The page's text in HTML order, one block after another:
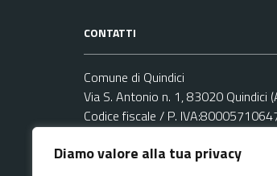
Diamo valore alla tua privacy
CONTATTI
Comune di Quindici
Via S. Antonio n. 1, 83020 Quindici
Codice fiscale / P.
Ufficio Relazioni con il Pubblico (URP)